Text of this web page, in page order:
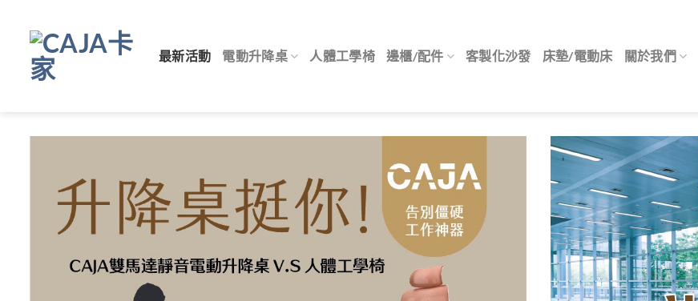
最新活動 電動升降桌 人體工學椅 邊櫃/配件 客製化沙發 床墊/電動床 關於我們